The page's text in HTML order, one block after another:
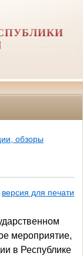
обзоры
версия для печати
мероприятие,
в Республике